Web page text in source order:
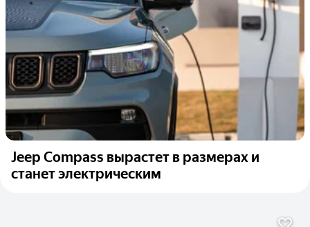
Jeep Compass вырастет в размерах и
станет электрическим